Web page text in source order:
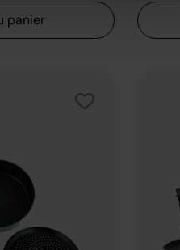
panier